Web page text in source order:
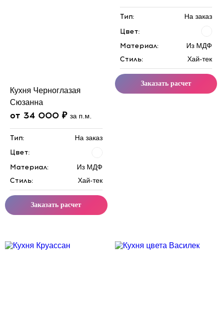
Кухня Черноглазая
Сюзанна
от 34 000 ₽ за п.м.
Тип: На заказ
Цвет:
Материал:
Из МДФ
Стиль: Хай-тек
Заказать расчет
Тип: На заказ
Цвет:
Материал:
Из МДФ
Стиль: Хай-тек
Заказать расчет